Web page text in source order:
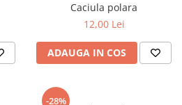
Caciula polara
12,00 Lei
ADAUGA IN COS
-28%